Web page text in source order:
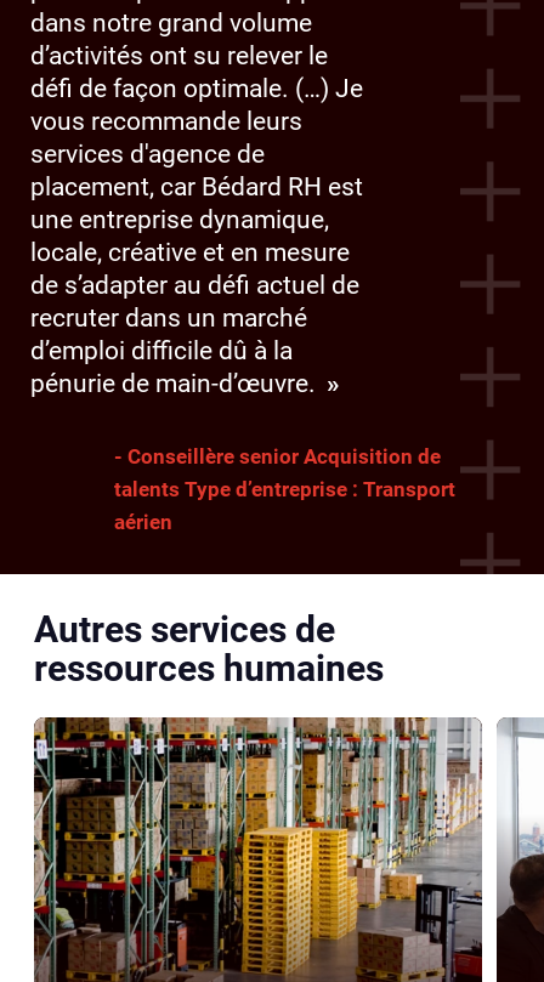
dans notre grand volume
d’activités ont su relever le
défi de façon optimale. (…) Je
vous recommande leurs
services d'agence de
placement, car Bédard RH est
une entreprise dynamique,
locale, créative et en mesure
de s’adapter au défi actuel de
recruter dans un marché
d’emploi difficile dû à la
pénurie de main-d’œuvre.
- Conseillère senior Acquisition de
talents Type d’entreprise : Transport
aérien
Autres services de
ressources humaines